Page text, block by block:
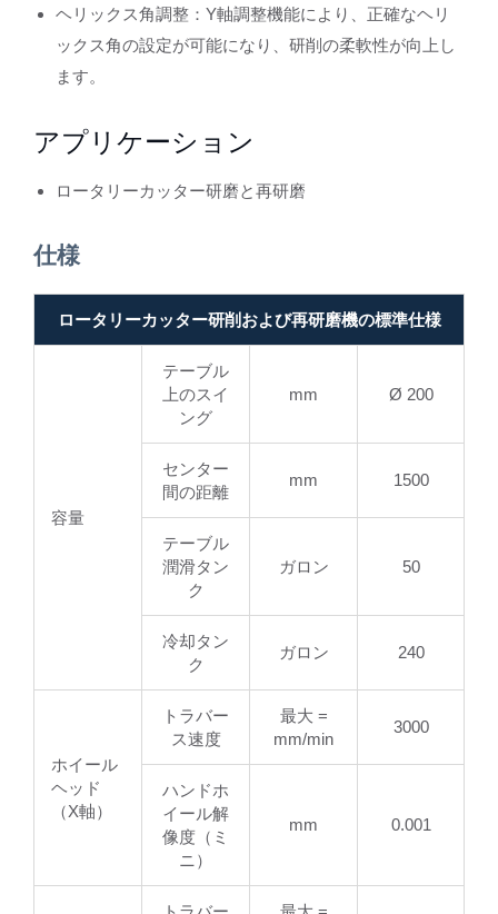
ヘリックス角調整：Y軸調整機能により、正確なヘリ
ックス角の設定が可能になり、研削の柔軟性が向上し
ます。
アプリケーション
ロータリーカッター研磨と再研磨
仕様
ロータリーカッター研削および再研磨機の標準仕様
容量
テーブル
上のスイ
ング
mm Ø 200
センター
間の距離
mm 1500
テーブル
潤滑タン
ク
ガロン 50
冷却タン
ク
ガロン 240
ホイール
ヘッド
（X軸）
トラバー
ス速度
最大 =
mm/min
3000
ハンドホ
イール解
像度（ミ
ニ）
mm 0.001